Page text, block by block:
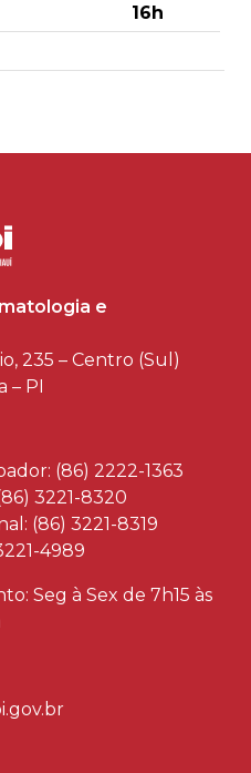
16h
e
235 – Centro (Sul)
– PI
(86) 2222-1363
3221-8320
(86) 3221-8319
4989
Seg à Sex de 7h15 às